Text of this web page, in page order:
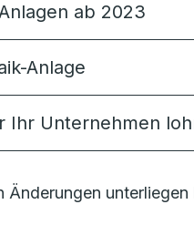
ab 2023
Anlage
Ihr Unternehmen
Änderungen